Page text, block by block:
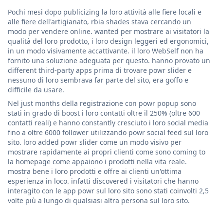
Pochi mesi dopo publicizing la loro attività alle fiere locali e
alle fiere dell'artigianato, rbia shades stava cercando un
modo per vendere online. wanted per mostrare ai visitatori la
qualità del loro prodotto, i loro design leggeri ed ergonomici,
in un modo visivamente accattivante. il loro WebSelf non ha
fornito una soluzione adeguata per questo. hanno provato un
different third-party apps prima di trovare powr slider e
nessuno di loro sembrava far parte del sito, era goffo e
difficile da usare.
Nel just months della registrazione con powr popup sono
stati in grado di boost i loro contatti oltre il 250% (oltre 600
contatti reali) e hanno constantly cresciuto i loro social media
fino a oltre 6000 follower utilizzando powr social feed sul loro
sito. loro added powr slider come un modo visivo per
mostrare rapidamente ai propri clienti come sono coming to
la homepage come appaiono i prodotti nella vita reale.
mostra bene i loro prodotti e offre ai clienti un'ottima
esperienza in loco. infatti discovered i visitatori che hanno
interagito con le app powr sul loro sito sono stati coinvolti 2,5
volte più a lungo di qualsiasi altra persona sul loro sito.